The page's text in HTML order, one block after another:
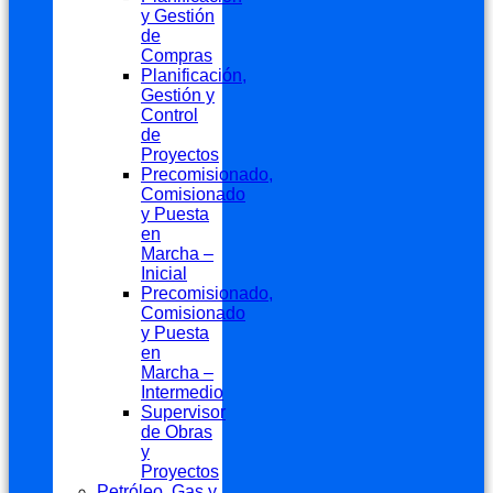
y Gestión
de
Compras
Planificación,
Gestión y
Control
de
Proyectos
Precomisionado,
Comisionado
y Puesta
en
Marcha –
Inicial
Precomisionado,
Comisionado
y Puesta
en
Marcha –
Intermedio
Supervisor
de Obras
y
Proyectos